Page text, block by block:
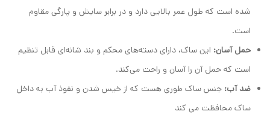
شده است که طول عمر بالایی دارد و در برابر سایش و پارگی مقاوم
است.
حمل آسان: این ساک، دارای دسته‌های محکم و بند شانه‌ای قابل تنظیم
است که حمل آن را آسان و راحت می‌کند.
ضد آب: جنس ساک طوری هست که از خیس شدن و نفوذ آب به داخل
ساک محافظت می کند